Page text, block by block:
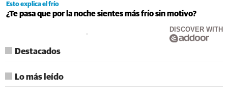
Esto explica el frío
¿Te pasa que por la noche sientes más frío sin motivo?
DISCOVER WITH
Destacados
Lo más leído